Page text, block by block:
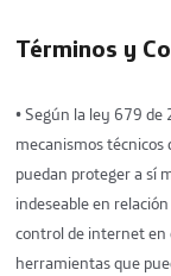
Términos y
• Según la ley 679
mecanismos técnicos
puedan proteger a sí
indeseable en
control de internet en
herramientas que